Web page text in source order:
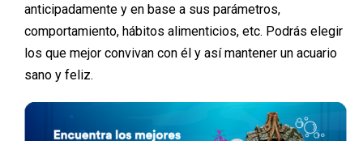
anticipadamente y en base a sus parámetros,
comportamiento, hábitos alimenticios, etc. Podrás elegir
los que mejor convivan con él y así mantener un acuario
sano y feliz.